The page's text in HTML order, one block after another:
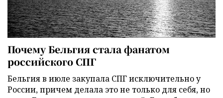
Почему Бельгия стала фанатом
российского СПГ
Бельгия в июле закупала СПГ исключительно у
России, причем делала это не только для себя, но